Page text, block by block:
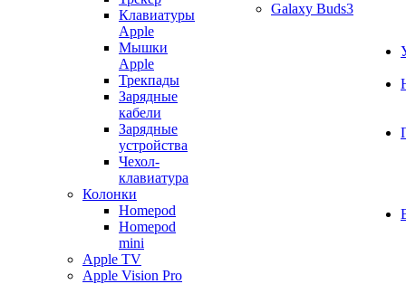
Клавиатуры
Apple
Мышки
Apple
Трекпады
Зарядные
кабели
Зарядные
устройства
Чехол-
клавиатура
Колонки
Homepod
Homepod
mini
Apple TV
Apple Vision Pro
Galaxy Buds3